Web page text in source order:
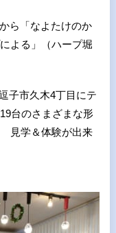
「なよたけのか
よる」（ハープ堀
子市久木4丁目にテ
台のさまざまな形
見学＆体験が出来